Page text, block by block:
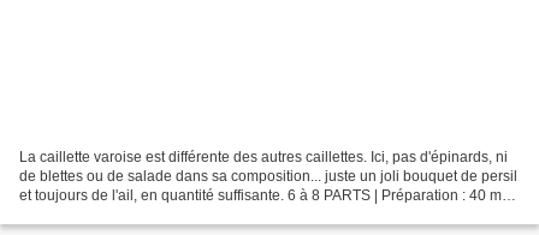
La caillette varoise est différente des autres caillettes. Ici, pas d'épinards, ni
de blettes ou de salade dans sa composition... juste un joli bouquet de persil
et toujours de l'ail, en quantité suffisante. 6 à 8 PARTS | Préparation : 40 mn |